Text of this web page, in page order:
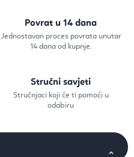
Povrat u 14 dana
Jednostavan proces povrata unutar
14 dana od kupnje.
Stručni savjeti
Stručnjaci koji će ti pomoći u
odabiru